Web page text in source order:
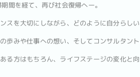
間を経て、再び社会復帰へー。
スを大切にしながら、どのように自分らし
歩みや仕事への想い、そしてコンサルタン
る方はもちろん、ライフステージの変化と